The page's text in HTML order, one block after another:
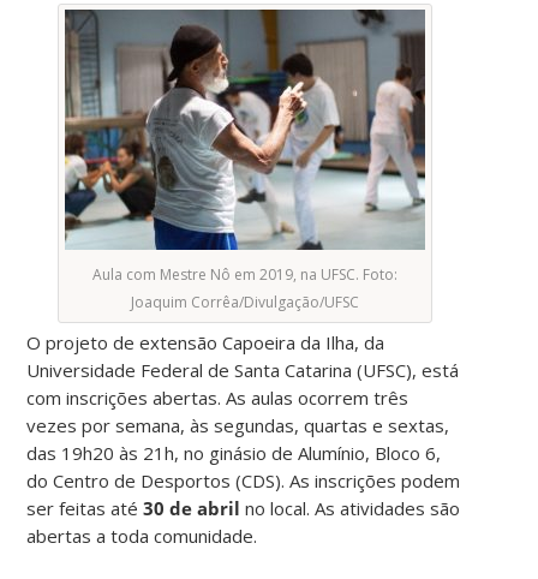
Aula com Mestre Nô em 2019, na UFSC. Foto:
Joaquim Corrêa/Divulgação/UFSC
O projeto de extensão Capoeira da Ilha, da
Universidade Federal de Santa Catarina (UFSC), está
com inscrições abertas. As aulas ocorrem três
vezes por semana, às segundas, quartas e sextas,
das 19h20 às 21h, no ginásio de Alumínio, Bloco 6,
do Centro de Desportos (CDS). As inscrições podem
ser feitas até30 de abril no local. As atividades são
abertas a toda comunidade.